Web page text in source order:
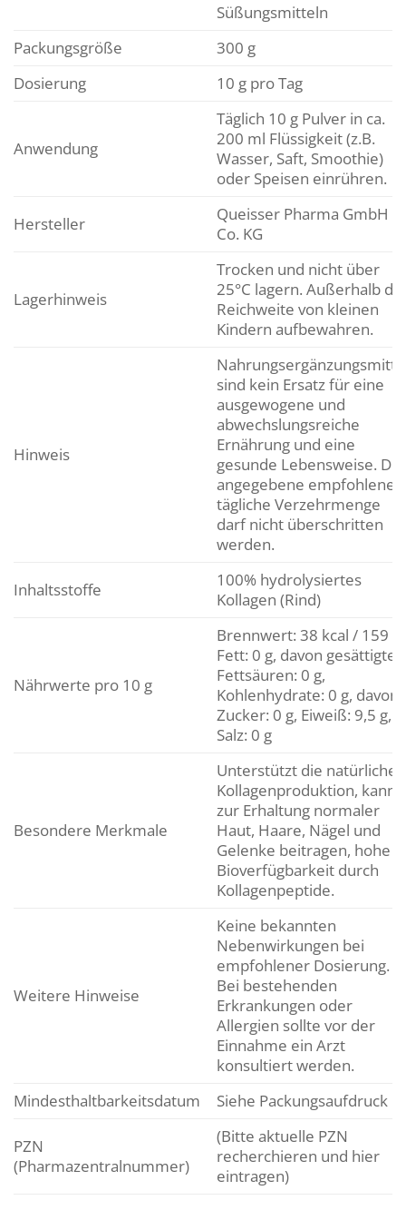
Süßungsmitteln
Packungsgröße
300 g
Dosierung
10 g pro Tag
Anwendung
Täglich 10 g Pulver in ca.
200 ml Flüssigkeit (z.B.
Wasser, Saft, Smoothie)
oder Speisen einrühren.
Hersteller
Queisser Pharma GmbH &
Co. KG
Lagerhinweis
Trocken und nicht über
25°C lagern. Außerhalb
Reichweite von kleinen
Kindern aufbewahren.
Hinweis
sind kein Ersatz für eine
ausgewogene und
abwechslungsreiche
Ernährung und eine
gesunde Lebensweise. Die
angegebene empfohlene
tägliche Verzehrmenge
darf nicht überschritten
werden.
Inhaltsstoffe
100% hydrolysiertes
Kollagen (Rind)
Nährwerte pro 10 g
Brennwert: 38 kcal / 159
Fett: 0 g, davon gesättigte
Fettsäuren: 0 g,
Kohlenhydrate: 0 g, davon
Zucker: 0 g, Eiweiß: 9,5 g,
Salz: 0 g
Besondere Merkmale
Unterstützt die natürliche
Kollagenproduktion, kann
zur Erhaltung normaler
Haut, Haare, Nägel und
Gelenke beitragen, hohe
Bioverfügbarkeit durch
Kollagenpeptide.
Weitere Hinweise
Keine bekannten
Nebenwirkungen bei
empfohlener Dosierung.
Bei bestehenden
Erkrankungen oder
Allergien sollte vor der
Einnahme ein Arzt
konsultiert werden.
Mindesthaltbarkeitsdatum
Siehe Packungsaufdruck
PZN
(Pharmazentralnummer)
(Bitte aktuelle PZN
recherchieren und hier
eintragen)